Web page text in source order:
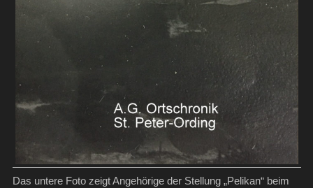
Das untere Foto zeigt Angehörige der Stellung „Pelikan“ beim